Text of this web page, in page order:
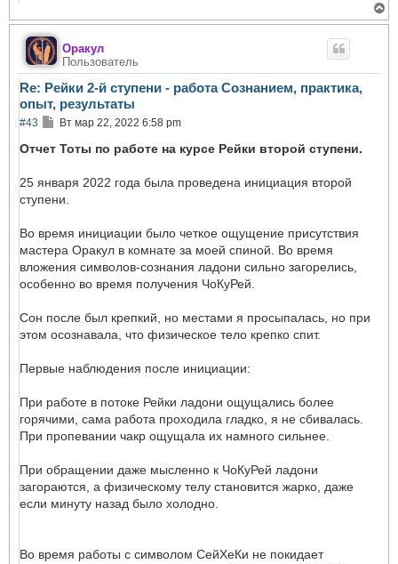
е
Оракул
Пользователь
Re: Рейки 2-й ступени - работа Сознанием, практика,
опыт, результаты
#43
С
о
е
н
Вт мар 22, 2022 6:58 pm
Отчет Тоты по работе на курсе Рейки второй ступени.
25 января 2022 года была проведена инициация второй
ступени.
Во время инициации было четкое ощущение присутствия
мастера Оракул в комнате за моей спиной. Во время
вложения символов-сознания ладони сильно загорелись,
особенно во время получения ЧоКуРей.
Сон после был крепкий, но местами я просыпалась, но при
этом осознавала, что физическое тело крепко спит.
Первые наблюдения после инициации:
При работе в потоке Рейки ладони ощущались более
горячими, сама работа проходила гладко, я не сбивалась.
При пропевании чакр ощущала их намного сильнее.
При обращении даже мысленно к ЧоКуРей ладони
загораются, а физическому телу становится жарко, даже
если минуту назад было холодно.
Во время работы с символом СейХеКи не покидает